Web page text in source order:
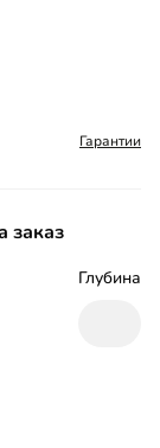
Гарантии
заказ
Глубина